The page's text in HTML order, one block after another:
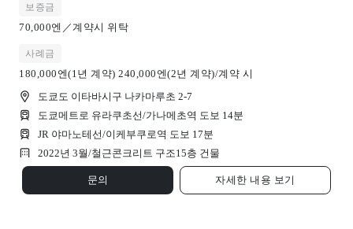
보증금
70,000엔／계약시 위탁
사례금
180,000엔(1년 계약) 240,000엔(2년 계약)/계약 시
도쿄도 이타바시구 나카마루초 2-7
도쿄메트로 유라쿠초선/가나메초역 도보 14분
JR 야마노테선/이케부쿠로역 도보 17분
2022년 3월/철근콘크리트 구조15층 건물
문의 자세한 내용 보기